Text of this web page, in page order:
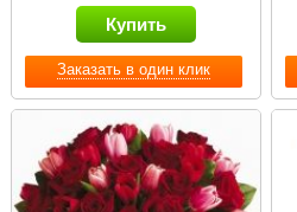
Заказать в один клик
Купить